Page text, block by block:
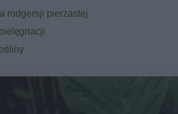
rodgersji pierzastej